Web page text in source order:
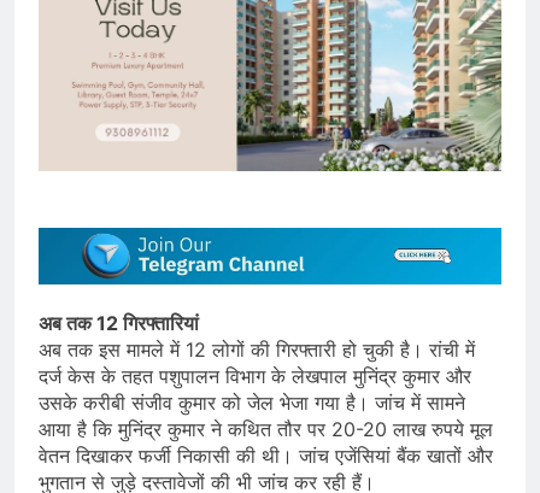
अब तक 12 गिरफ्तारियां
अब तक इस मामले में 12 लोगों की गिरफ्तारी हो चुकी है। रांची में
दर्ज केस के तहत पशुपालन विभाग के लेखपाल मुनिंद्र कुमार और
उसके करीबी संजीव कुमार को जेल भेजा गया है। जांच में सामने
आया है कि मुनिंद्र कुमार ने कथित तौर पर 20-20 लाख रुपये मूल
वेतन दिखाकर फर्जी निकासी की थी। जांच एजेंसियां बैंक खातों और
भुगतान से जुड़े दस्तावेजों की भी जांच कर रही हैं।